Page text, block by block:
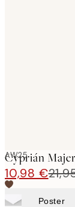
AW25
Cyprián
10,98 €
Poster